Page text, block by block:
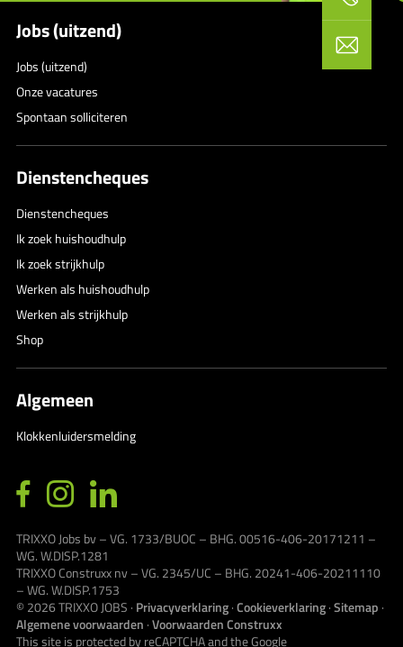
Jobs (uitzend)
Jobs (uitzend)
Onze vacatures
Spontaan solliciteren
Dienstencheques
Dienstencheques
Ik zoek huishoudhulp
Ik zoek strijkhulp
Werken als huishoudhulp
Werken als strijkhulp
Shop
Algemeen
Klokkenluidersmelding
TRIXXO Jobs bv – VG. 1733/BUOC – BHG. 00516-406-20171211 –
WG. W.DISP.1281
TRIXXO Construxx nv – VG. 2345/UC – BHG. 20241-406-20211110
– WG. W.DISP.1753
© 2026TRIXXO JOBS · Privacyverklaring·Cookieverklaring·Sitemap ·
Algemene voorwaarden ·Voorwaarden Construxx
This site is protected by reCAPTCHA and the Google